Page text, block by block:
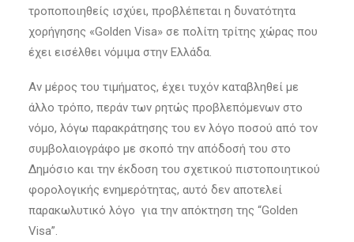
τροποποιηθείς ισχύει, προβλέπεται η δυνατότητα
χορήγησης «Golden Visa» σε πολίτη τρίτης χώρας που
έχει εισέλθει νόμιμα στην Ελλάδα.
Αν μέρος του τιμήματος, έχει τυχόν καταβληθεί με
άλλο τρόπο, περάν των ρητώς προβλεπόμενων στο
νόμο, λόγω παρακράτησης του εν λόγο ποσού από τον
συμβολαιογράφο με σκοπό την απόδοσή του στο
Δημόσιο και την έκδοση του σχετικού πιστοποιητικού
φορολογικής ενημερότητας, αυτό δεν αποτελεί
παρακωλυτικό λόγο για την απόκτηση της “Golden
Visa”.